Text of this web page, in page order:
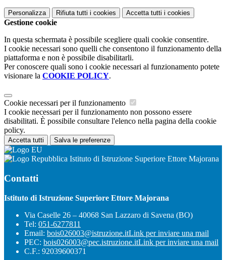
Personalizza Rifiuta tutti i cookies Accetta tutti i cookies
Gestione cookie
In questa schermata è possibile scegliere quali cookie consentire.
I cookie necessari sono quelli che consentono il funzionamento della
piattaforma e non è possibile disabilitarli.
Per conoscere quali sono i cookie necessari al funzionamento potete
visionare la COOKIE POLICY.
Cookie necessari per il funzionamento
I cookie necessari per il funzionamento non possono essere
disabilitati. È possibile consultare l'elenco nella pagina della cookie
policy.
Accetta tutti Salva le preferenze
Istituto di Istruzione Superiore Ettore Majorana
Contatti
Istituto di Istruzione Superiore Ettore Majorana
Via Caselle 26 – 40068 San Lazzaro di Savena (BO)
Tel: 051-6277811
Email: bois026003@istruzione.itLink per inviare una mail
PEC: bois026003@pec.istruzione.itLink per inviare una mail
C.F.: 92039600371